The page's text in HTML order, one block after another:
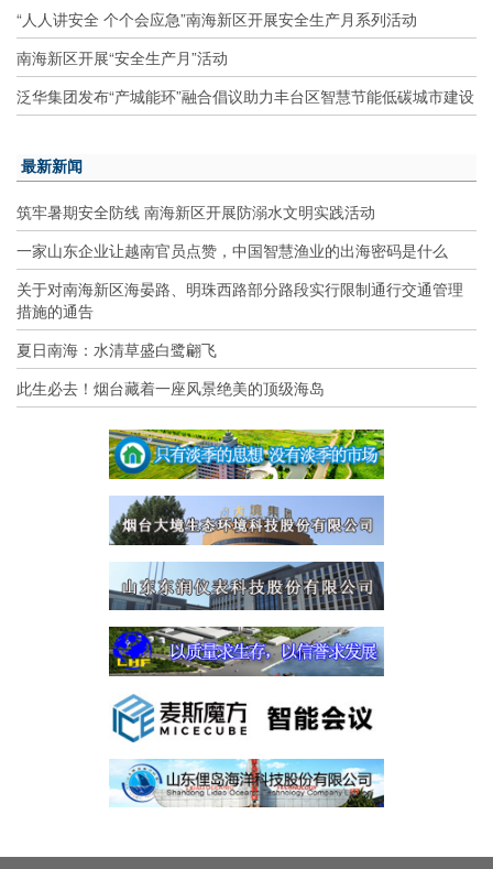
“人人讲安全 个个会应急”南海新区开展安全生产月系列活动
南海新区开展“安全生产月”活动
泛华集团发布“产城能环”融合倡议助力丰台区智慧节能低碳城市建设
最新新闻
筑牢暑期安全防线 南海新区开展防溺水文明实践活动
一家山东企业让越南官员点赞，中国智慧渔业的出海密码是什么
关于对南海新区海晏路、明珠西路部分路段实行限制通行交通管理
措施的通告
夏日南海：水清草盛白鹭翩飞
此生必去！烟台藏着一座风景绝美的顶级海岛